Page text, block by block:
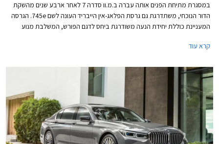
במסגרת מתיחת הפנים אותה עברה ב.מ.וו סדרה 7 לאחר ארבע שנים מהשקת
הדור הנוכחי, משתדרגת גם גרסת הפלאג-אין הייבריד העונה לשם 745e. הגרסה
המעניינת כוללת יחידת הנעה משודרגת ביחס לדגם הפורש, המשלבת מנוע
ומספק תאוצה 0-100 קמ"ש תוך 5.2 שניות, וצריכת דלק של 2.1 ליטר ל- 100
במהירות של עד 140 קמ"ש.
קרא עוד